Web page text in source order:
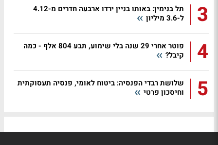
3
תל בנימין: באותו בניין ירדו ארבעה חדרים מ-4.12
ל-3.6 מיליון
4
פוטר אחרי 29 שנה בלי שימוע, תבע 804 אלף - כמה
קיבל?
5
שלושת רבדי הפנסיה: ביטוח לאומי, פנסיה תעסוקתית
וחיסכון פרטי